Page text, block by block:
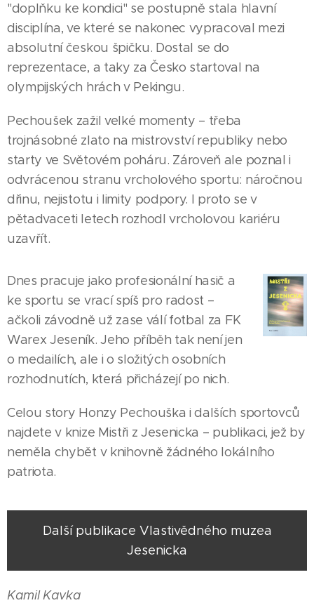
"doplňku ke kondici" se postupně stala hlavní
disciplína, ve které se nakonec vypracoval mezi
absolutní českou špičku. Dostal se do
reprezentace, a taky za Česko startoval na
olympijských hrách v Pekingu.
Pechoušek zažil velké momenty – třeba
trojnásobné zlato na mistrovství republiky nebo
starty ve Světovém poháru. Zároveň ale poznal i
odvrácenou stranu vrcholového sportu: náročnou
dřinu, nejistotu i limity podpory. I proto se v
pětadvaceti letech rozhodl vrcholovou kariéru
uzavřít.
Dnes pracuje jako profesionální hasič a
ke sportu se vrací spíš pro radost –
ačkoli závodně už zase válí fotbal za FK
Warex Jeseník. Jeho příběh tak není jen
o medailích, ale i o složitých osobních
rozhodnutích, která přicházejí po nich.
Celou story Honzy Pechouška i dalších sportovců
najdete v knize Mistři z Jesenicka – publikaci, jež by
neměla chybět v knihovně žádného lokálního
patriota.
Další publikace Vlastivědného muzea
Jesenicka
Kamil Kavka
Tomáš
volantem
závodního
Šárka
Tomická
se do
Kajnar
republikové